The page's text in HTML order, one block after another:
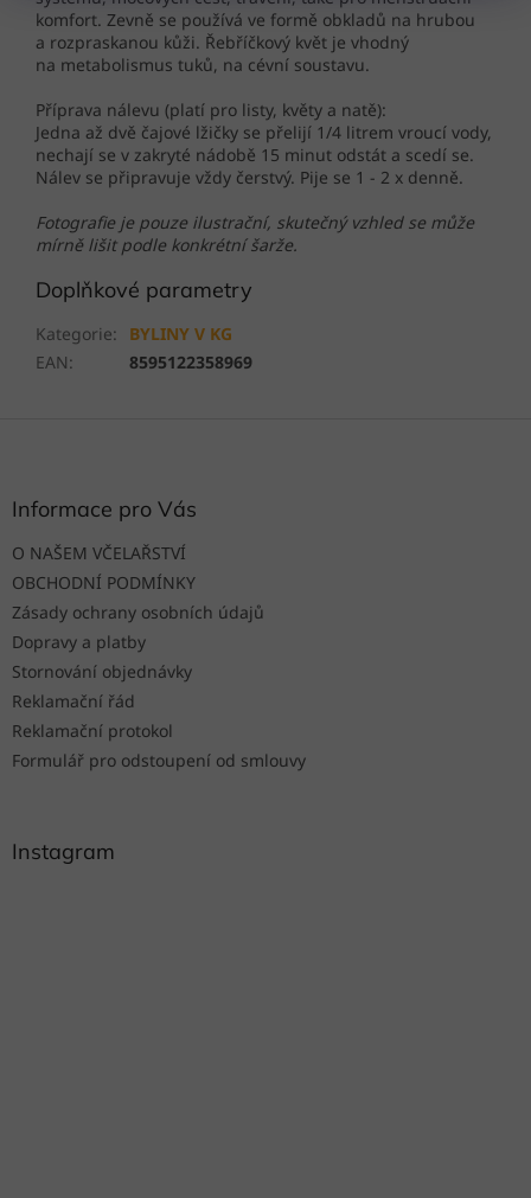
komfort. Zevně se používá ve formě obkladů na hrubou
a rozpraskanou kůži. Řebříčkový květ je vhodný
na metabolismus tuků, na cévní soustavu.
Příprava nálevu (platí pro listy, květy a natě):
Jedna až dvě čajové lžičky se přelijí 1/4 litrem vroucí vody,
nechají se v zakryté nádobě 15 minut odstát a scedí se.
Nálev se připravuje vždy čerstvý. Pije se 1 - 2 x denně.
Fotografie je pouze ilustrační, skutečný vzhled se může
mírně lišit podle konkrétní šarže.
Doplňkové parametry
Kategorie:
BYLINY V KG
EAN: 8595122358969
Informace pro Vás
O NAŠEM VČELAŘSTVÍ
OBCHODNÍ PODMÍNKY
Zásady ochrany osobních údajů
Dopravy a platby
Stornování objednávky
Reklamační řád
Reklamační protokol
Formulář pro odstoupení od smlouvy
Instagram